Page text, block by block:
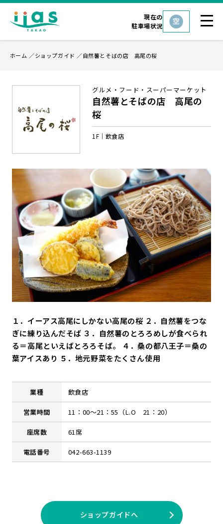
現在の
駐車場状況
ホーム ショップガイド 自然薯とそばの店 高尾の桜
グルメ・フード・スーパーマーケット
自然薯とそばの店 高尾の
桜
1F 飲食店
１．イーアス高尾にしかない高尾の桜 ２．自然薯をつな
ぎに練り込んだそば ３．自然薯のとろろめしが食べられ
る＝高尾といえばとろろそば。 ４．桑の都八王子＝桑の
葉アイスあり ５．地元野菜をたくさん使用
業種 飲食店
営業時間 11：00～21：55（L.O 21：20）
座席数 61席
電話番号 042-663-1139
ショップガイドへ